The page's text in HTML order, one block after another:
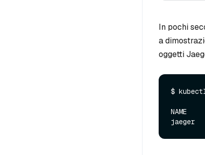
In pochi
a
oggetti
$
NAME
jaeger